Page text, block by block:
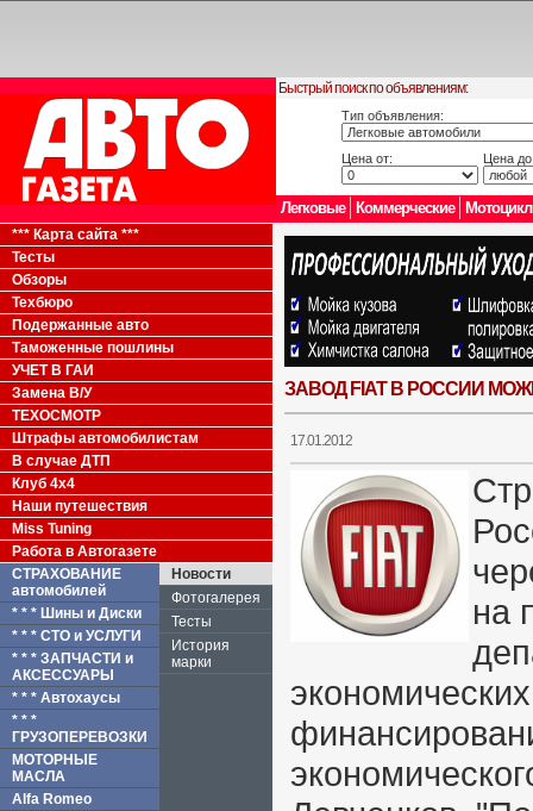
Быстрый поиск по объявлениям:
Тип объявления:
Цена от: Цена
Легковые Коммерческие
*** Карта сайта ***
Тесты
Обзоры
Техбюро
Подержанные авто
Таможенные пошлины
УЧЕТ В ГАИ
Замена В/У
ТЕХОСМОТР
Штрафы автомобилистам
В случае ДТП
Клуб 4x4
Наши путешествия
Miss Tuning
Работа в Автогазете
СТРАХОВАНИЕ
автомобилей
* * * Шины и Диски
* * * СТО и УСЛУГИ
* * * ЗАПЧАСТИ и
АКСЕССУАРЫ
* * * Автохаусы
* * *
ГРУЗОПЕРЕВОЗКИ
МОТОРНЫЕ
МАСЛА
Alfa Romeo
Новости
Фотогалерея
Тесты
История
марки
ЗАВОД FIAT В РОССИИ
17.01.2012
на